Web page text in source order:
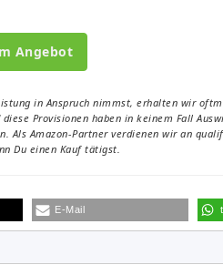
Angebot
in Anspruch nimmst, erhalten wir
Provisionen haben in keinem Fall
Als Amazon-Partner verdienen wir an
Du einen Kauf tätigst.
E-Mail